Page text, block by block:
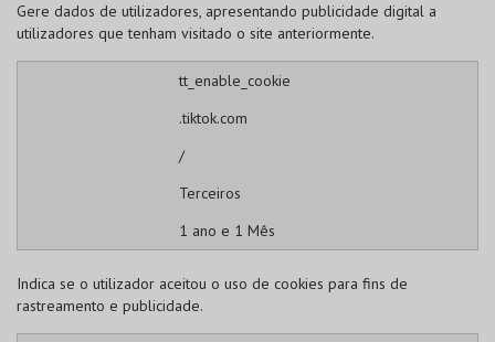
Gere dados de utilizadores, apresentando publicidade digital a
utilizadores que tenham visitado o site anteriormente.
tt_enable_cookie
.tiktok.com
/
Terceiros
1 ano e 1 Mês
Indica se o utilizador aceitou o uso de cookies para fins de
rastreamento e publicidade.